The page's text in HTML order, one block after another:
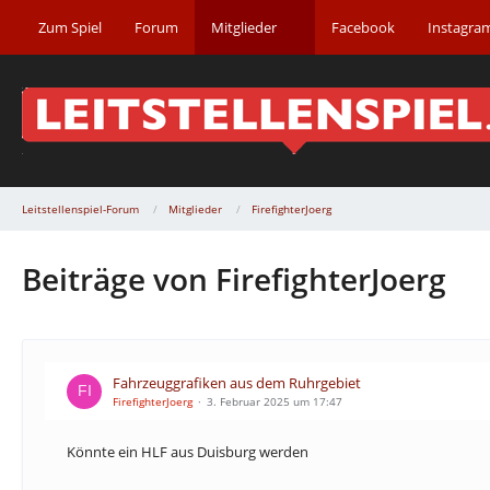
Zum Spiel Forum Mitglieder Facebook
Leitstellenspiel-Forum Mitglieder FirefighterJoerg
Beiträge von FirefighterJoerg
Fahrzeuggrafiken aus dem Ruhrgebiet
FirefighterJoerg 3. Februar 2025 um 17:47
Könnte ein HLF aus Duisburg werden